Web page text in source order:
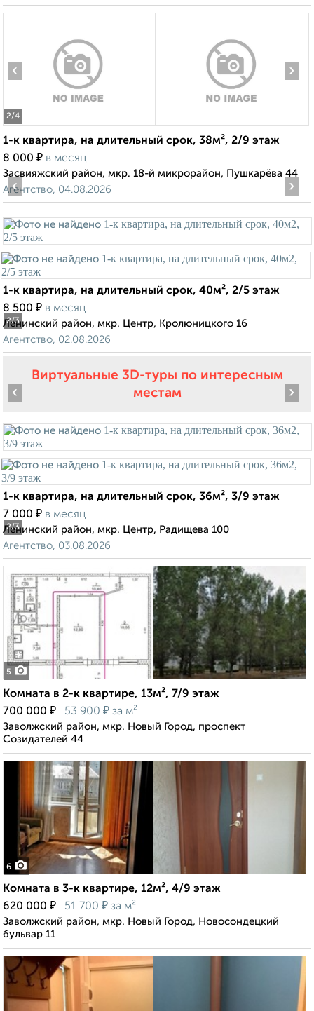
2/4
‹ ›
1-к квартира, на длительный срок, 38м², 2/9 этаж
8 000 ₽ в месяц
Засвияжский район, мкр. 18-й микрорайон, Пушкарёва 44
Агентство, 04.08.2026
2/3
‹ ›
1-к квартира, на длительный срок, 40м², 2/5 этаж
8 500 ₽ в месяц
Ленинский район, мкр. Центр, Кролюницкого 16
Агентство, 02.08.2026
Виртуальные 3D-туры по интересным
местам
2/3
‹ ›
1-к квартира, на длительный срок, 36м², 3/9 этаж
7 000 ₽ в месяц
Ленинский район, мкр. Центр, Радищева 100
Агентство, 03.08.2026
5
Комната в 2-к квартире, 13м², 7/9 этаж
700 000 ₽ 53 900 ₽ за м²
Заволжский район, мкр. Новый Город, проспект
Созидателей 44
6
Комната в 3-к квартире, 12м², 4/9 этаж
620 000 ₽ 51 700 ₽ за м²
Заволжский район, мкр. Новый Город, Новосондецкий
бульвар 11